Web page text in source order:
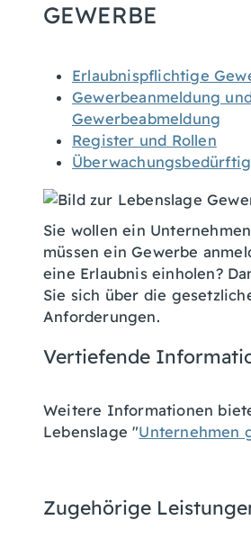
GEWERBE
Erlaubnispflichtige
Gewerbeanmeldung
Gewerbeabmeldung
Register und Rollen
Sie wollen ein
müssen ein Gewerbe
eine Erlaubnis einholen?
Sie sich über die
Anforderungen.
Vertiefende
Weitere Informationen
Lebenslage "Unternehmen
Zugehörige